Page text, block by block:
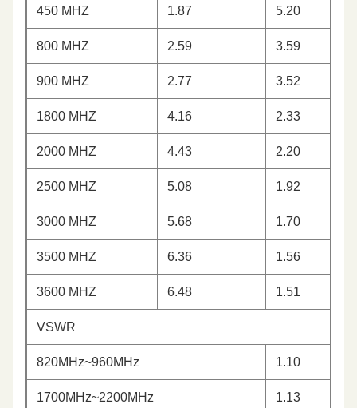
450 MHZ 1.87 5.20
800 MHZ 2.59 3.59
900 MHZ 2.77 3.52
1800 MHZ 4.16 2.33
2000 MHZ 4.43 2.20
2500 MHZ 5.08 1.92
3000 MHZ 5.68 1.70
3500 MHZ 6.36 1.56
3600 MHZ 6.48 1.51
VSWR
820MHz~960MHz 1.10
1700MHz~2200MHz 1.13